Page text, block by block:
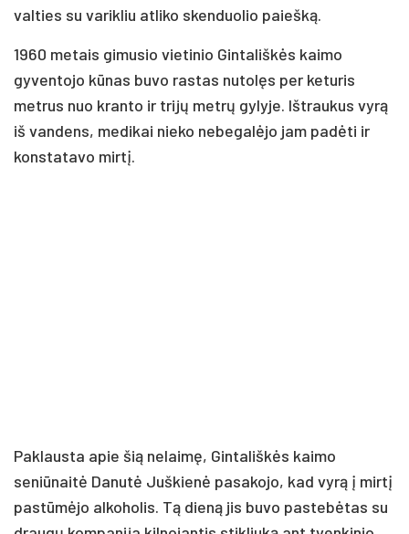
valties su varikliu atliko skenduolio paiešką.
1960 metais gimusio vietinio Gintališkės kaimo
gyventojo kūnas buvo rastas nutolęs per keturis
metrus nuo kranto ir trijų metrų gylyje. Ištraukus vyrą
iš vandens, medikai nieko nebegalėjo jam padėti ir
konstatavo mirtį.
Paklausta apie šią nelaimę, Gintališkės kaimo
seniūnaitė Danutė Juškienė pasakojo, kad vyrą į mirtį
pastūmėjo alkoholis. Tą dieną jis buvo pastebėtas su